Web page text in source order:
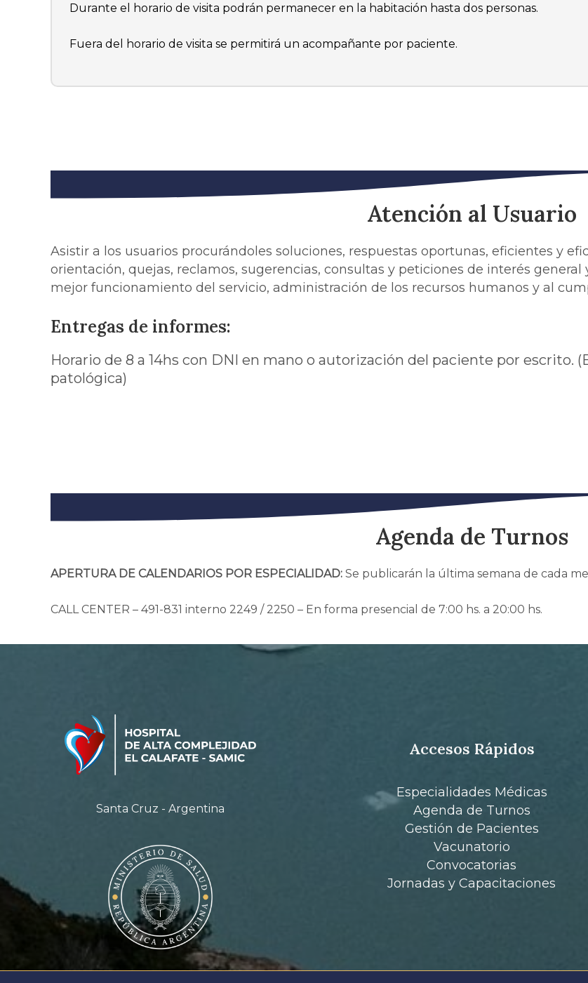
Durante el horario de visita podrán permanecer en la habitación hasta dos personas.
Fuera del horario de visita se permitirá un acompañante por paciente.
Atención al Usuario
Asistir a los usuarios procurándoles soluciones, respuestas oportunas, eficientes y
orientación, quejas, reclamos, sugerencias, consultas y peticiones de interés
mejor funcionamiento del servicio, administración de los recursos humanos y al
Entregas de informes:
Horario de 8 a 14hs con DNI en mano o autorización del paciente por escrito.
patológica)
Agenda de Turnos
APERTURA DE CALENDARIOS POR ESPECIALIDAD: Se publicarán la última semana de cada
CALL CENTER – 491-831 interno 2249 / 2250 – En forma presencial de 7:00 hs. a 20:00 hs.
Santa Cruz - Argentina
Accesos Rápidos
Especialidades Médicas
Agenda de Turnos
Gestión de Pacientes
Vacunatorio
Convocatorias
Jornadas y Capacitaciones